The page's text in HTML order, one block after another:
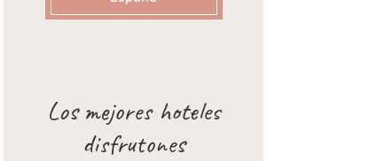
Los mejores hoteles
disfrutones